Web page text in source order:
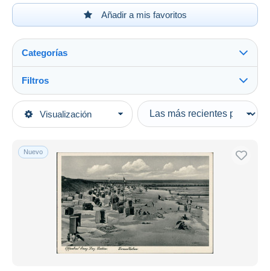
Añadir a mis favoritos
Visualización
Categorías
Categorías principales
Europa
Ehemalige dt. Gebiete
Pommern
Filtros
Tipo de venta
Activas
Subasta con ofertas
Subastas sin pujas
Casa de subastas
Vendidos
Todas las duraciones
Nuevo